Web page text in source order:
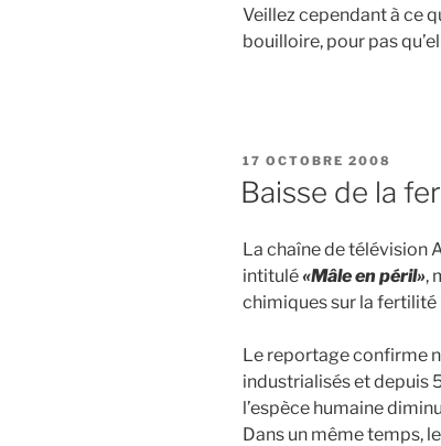
Veillez cependant à ce
bouilloire, pour pas
PUBLIÉ
17 OCTOBRE 2008
Baisse de la
La chaîne de télévision
intitulé«Mâle en péril»,
chimiques sur la fertilité
Le reportage confirme
industrialisés et depuis
l’espèce humaine
Dans un même temps,